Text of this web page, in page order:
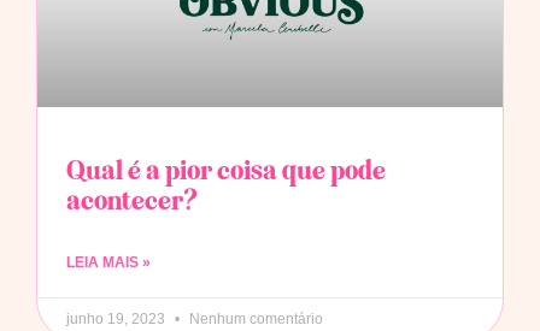
Qual é a pior coisa que pode
acontecer?
LEIA MAIS »
junho 19, 2023 Nenhum comentário